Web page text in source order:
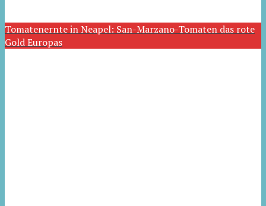
Tomatenernte in Neapel: San-Marzano-Tomaten das rote
Gold Europas